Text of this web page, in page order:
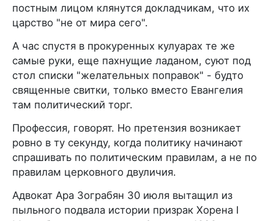
постным лицом клянутся докладчикам, что их
царство "не от мира сего".
А час спустя в прокуренных кулуарах те же
самые руки, еще пахнущие ладаном, суют под
стол списки "желательных поправок" - будто
священные свитки, только вместо Евангелия
там политический торг.
Профессия, говорят. Но претензия возникает
ровно в ту секунду, когда политику начинают
спрашивать по политическим правилам, а не по
правилам церковного двуличия.
Адвокат Ара Зограбян 30 июля вытащил из
пыльного подвала истории призрак Хорена I